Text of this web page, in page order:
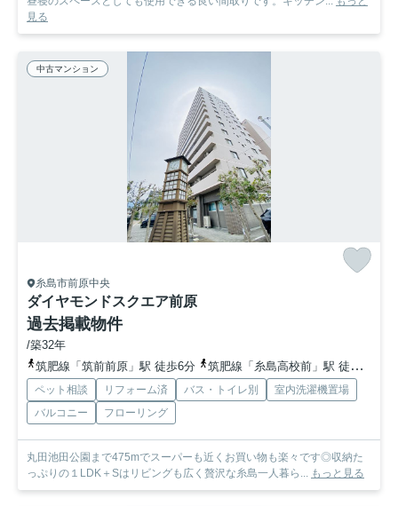
見る
中古マンション
糸島市前原中央
ダイヤモンドスクエア前原
過去掲載物件
/築32年
筑肥線「筑前前原」駅 徒歩6分
筑肥線「糸島高校前」駅 徒歩17分
ペット相談 リフォーム済 バス・トイレ別
室内洗濯機置場
バルコニー
フローリング
丸田池田公園まで475mでスーパーも近くお買い物も楽々です◎収納た
っぷりの１LDK＋Sはリビングも広く贅沢な糸島一人暮ら... もっと見る